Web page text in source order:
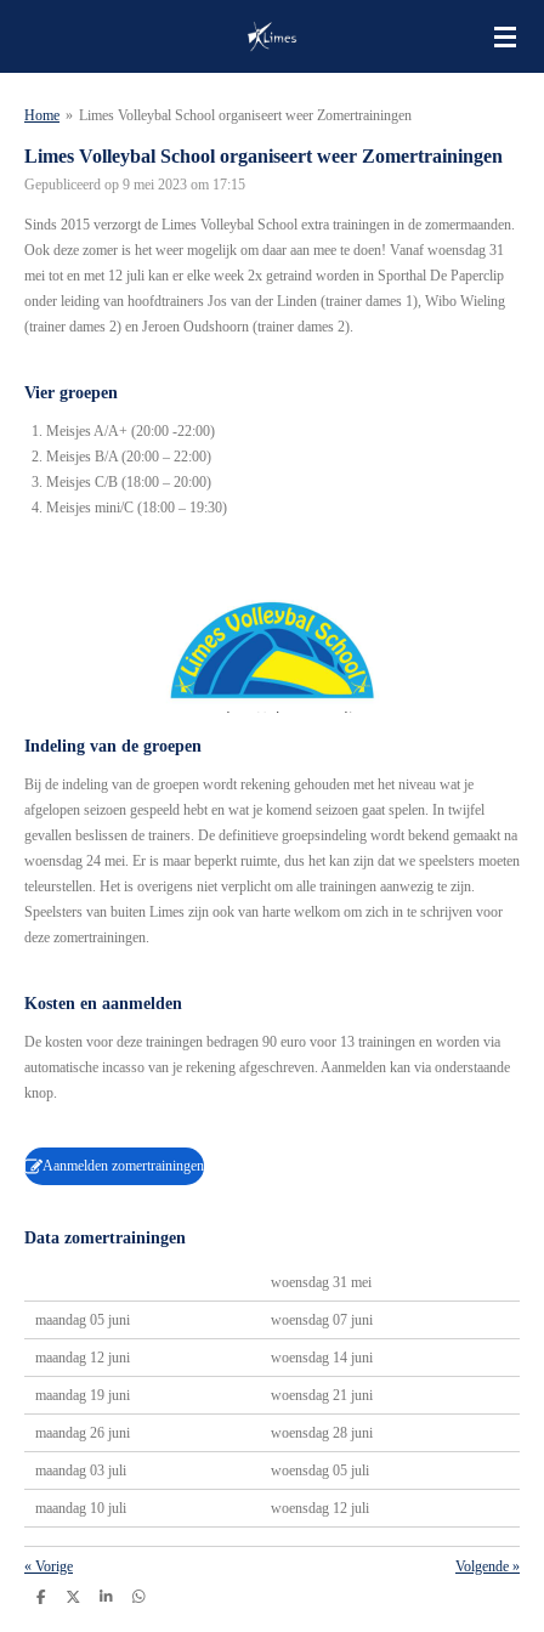
naar
hoofdinhoud
Home » Limes Volleybal School organiseert weer Zomertrainingen
Limes Volleybal School organiseert weer Zomertrainingen
Gepubliceerd op 9 mei 2023 om 17:15
Sinds 2015 verzorgt de Limes Volleybal School extra trainingen in de zomermaanden.
Ook deze zomer is het weer mogelijk om daar aan mee te doen! Vanaf woensdag 31
mei tot en met 12 juli kan er elke week 2x getraind worden in Sporthal De Paperclip
onder leiding van hoofdtrainers Jos van der Linden (trainer dames 1), Wibo Wieling
(trainer dames 2) en Jeroen Oudshoorn (trainer dames 2).
Vier groepen
Meisjes A/A+ (20:00 -22:00)
Meisjes B/A (20:00 – 22:00)
Meisjes C/B (18:00 – 20:00)
Meisjes mini/C (18:00 – 19:30)
Indeling van de groepen
Bij de indeling van de groepen wordt rekening gehouden met het niveau wat je
afgelopen seizoen gespeeld hebt en wat je komend seizoen gaat spelen. In twijfel
gevallen beslissen de trainers. De definitieve groepsindeling wordt bekend gemaakt na
woensdag 24 mei. Er is maar beperkt ruimte, dus het kan zijn dat we speelsters moeten
teleurstellen. Het is overigens niet verplicht om alle trainingen aanwezig te zijn.
Speelsters van buiten Limes zijn ook van harte welkom om zich in te schrijven voor
deze zomertrainingen.
Kosten en aanmelden
De kosten voor deze trainingen bedragen 90 euro voor 13 trainingen en worden via
automatische incasso van je rekening afgeschreven. Aanmelden kan via onderstaande
knop.
Aanmelden zomertrainingen
Data zomertrainingen
woensdag 31 mei
maandag 05 juni woensdag 07 juni
maandag 12 juni woensdag 14 juni
maandag 19 juni woensdag 21 juni
maandag 26 juni woensdag 28 juni
maandag 03 juli woensdag 05 juli
maandag 10 juli woensdag 12 juli
« Vorige Volgende »
D
D
S
D